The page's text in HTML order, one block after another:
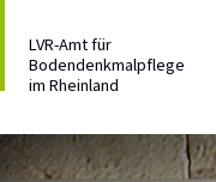
LVR-Amt für
Bodendenkmalpflege
im Rheinland